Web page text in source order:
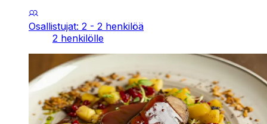
Osallistujat: 2 - 2 henkilöä
2 henkilölle